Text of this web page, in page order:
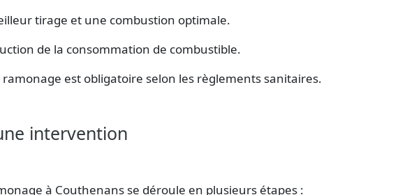
tirage et une combustion optimale.
de la consommation de combustible.
ramonage est obligatoire selon les règlements sanitaires.
intervention
à Couthenans se déroule en plusieurs étapes :